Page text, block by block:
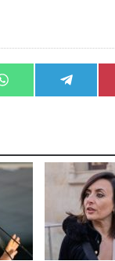
Compartir
en
Compartir
en